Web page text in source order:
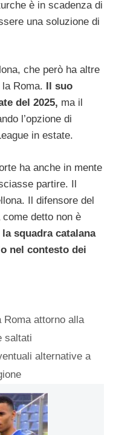
è in scadenza di
una soluzione di
che però ha altre
Roma. Il suo
del 2025, ma il
l’opzione di
in estate.
ha anche in mente
partire. Il
Il difensore del
detto non è
squadra catalana
nel contesto dei
Roma attorno alla
saltati
alternative a